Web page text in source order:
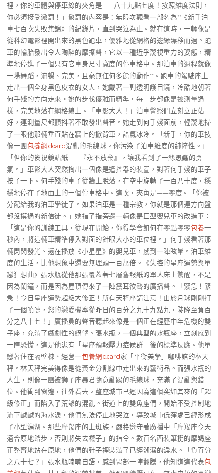
裡，你的車體與停車線的夾角是——八十九點七度！按照維度法則，
你必須接受懲罰！」懲罰的內容是：無限次觀看一部名為**《新手泊
車七百次失敗集錦》的紀錄片，直到哭泣為止。就在這時，一輛像是
從科幻電影裡開出來的黑色跑車，優雅地從網格的邊緣漂移而過。跑
車的輪胎發出令人陶醉的摩擦聲，它以一種近乎蔑視重力的姿態，精
準地停進了一個只有它車身尺寸寬度的停車格中。那泊車的過程就像
一場舞蹈，流暢、完美，且毫無任何多餘的動作**。跑車的駕駛座上
走出一個全身黑色皮衣的女人，她戴著一副透明護目鏡，冷酷地朝著
何手殘的方向走來。她的步伐優雅而精準，每一步都像是被測量過一
樣，完美地落在網格線上。「車影大人！」泊車警察們立刻立正站
好，連測量尺都顫抖著不敢發出聲音。她走到何手殘面前，輕蔑地掃
了一眼他那輛垂直貼在牆上的掀背車，語氣冰冷。「新手，你的車技
像一團包養網dcard混亂的毛線球。你污染了泊車維度的純粹性。」
「但你的後視鏡貼紙——『永不放棄』，讓我看到了一絲愚蠢的勇
氣。」車影大人突然掏出一個像是遙控器的裝置，對著何手殘的車子
按了一下。何手殘的車子從牆上脫落，在空中旋轉了一百八十度，穩
穩地停在了地面上的一個停車格中。這次，夾角是——零度。「你被
分配給我的泊車學徒了。如果泊車是一種宗教，你就是那個連方向盤
都沒摸過的新信徒。」她指了指旁邊一輛像是巨型嬰兒車的改造車：
「這是你的訓練工具，從現在開始，你得學會如何在零點零零包養一
秒內，將這輛車精準停入對面的針眼大小的車位裡。」何手殘看著那
輛閃閃發光、還在播放《小星星》的嬰兒車，感到一陣眩暈。泊車維
度的生活，比他想象中還要無理頭一百萬倍。《失控的星座運勢與單
戀狂想曲》張水瓶從他那張覆蓋著七層舊報紙的單人床上驚醒，不是
因為鬧鐘，而是因為屋頂傳來了一陣震耳欲聾的廣播聲。「緊急！緊
急！今日星座運勢超級大修正！所有天秤座請注意！由於月球剛剛打
了一個噴嚏，您的戀愛機率從昨日的百分之九十九點九，陡降至負百
分之八十七！」廣播員的聲音聽起來像是一個正在經歷中年危機的雙
子座，充滿了戲劇性的絕望。張水瓶，一個典型的水瓶座，立刻感到
一陣恐慌，這是他患有「星座預報壓力症候群」後的標準反應。他單
戀著住在隔壁棟、經營一包養網dcard家「平衡美學」咖啡館的林天
秤。林天秤完美得像是從黃金分割線中走出來的藝術品。而張水瓶的
人生，則像一團被獅子座暴君隨意亂踢的毛線球，充滿了混亂與錯
位。他衝到窗邊，往外看去。整座城市已經因為這個突如其來的「超
級修正」而陷入了荒謬的混亂。街道上的雙魚座們，開始不受控制地
流下鹹鹹的海水淚，他們無法停止地哭泣，導致城市低窪處已經形成
了小型潟湖。那些摩羯座的上班族，嚴格遵守著廣播中「摩羯座今天
適合原地踏步，否則將失去襪子」的指令。數百名西裝筆挺的摩羯座
正整齊地站在原地，他們的鞋子裡裝滿了已經潮濕的淚水。「負百分
之八十七？」張水瓶喃喃自語，感到胃部一陣翻騰，他知道這代表包